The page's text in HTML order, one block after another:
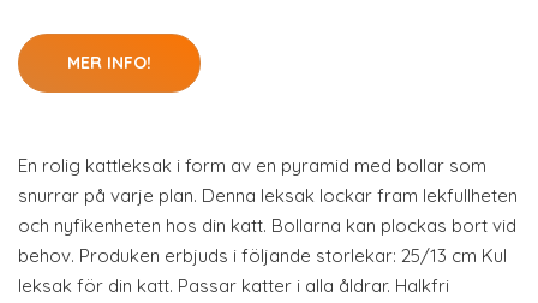
MER INFO!
En rolig kattleksak i form av en pyramid med bollar som
snurrar på varje plan. Denna leksak lockar fram lekfullheten
och nyfikenheten hos din katt. Bollarna kan plockas bort vid
behov. Produken erbjuds i följande storlekar: 25/13 cm Kul
leksak för din katt. Passar katter i alla åldrar. Halkfri